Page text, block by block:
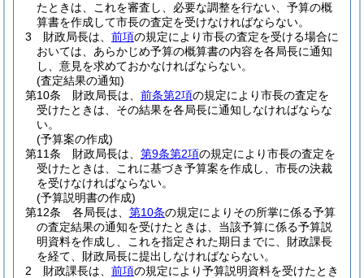
たときは、これを審査し、必要な調整を行ない、予算の概
算書を作成して市長の査定を受けなければならない。
3
財政局長は、 前項の規定により市長の査定を受ける場合に
おいては、あらかじめ予算の概算書の内容を各局長に通知
し、意見を求めておかなければならない。
(査定結果の通知)
第10条
財政局長は、 前条第2項の規定により市長の査定を
受けたときは、その結果を各局長に通知しなければならな
い。
(予算案の作成)
第11条
財政局長は、 第9条第2項の規定により市長の査定を
受けたときは、これに基づき予算案を作成し、市長の決裁
を受けなければならない。
(予算説明書の作成)
第12条
各局長は、 第10条の規定によりその所掌に係る予算
の査定結果の通知を受けたときは、当該予算に係る予算説
明資料を作成し、これを指定された期日までに、財政課長
を経て、財政局長に提出しなければならない。
2
財政課長は、 前項の規定により予算説明資料を受けたとき